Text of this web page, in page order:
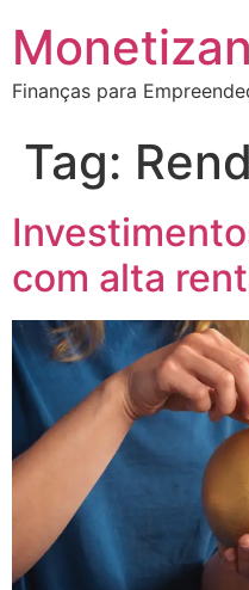
Finanças para
Tag:
com alta